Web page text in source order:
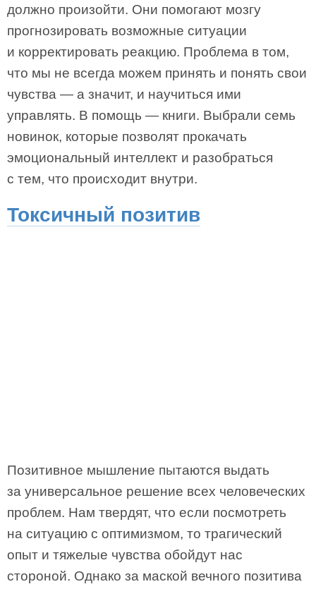
должно произойти. Они помогают мозгу
прогнозировать возможные ситуации
и корректировать реакцию. Проблема в том,
что мы не всегда можем принять и понять свои
чувства — а значит, и научиться ими
управлять. В помощь — книги. Выбрали семь
новинок, которые позволят прокачать
эмоциональный интеллект и разобраться
с тем, что происходит внутри.
Токсичный позитив
Позитивное мышление пытаются выдать
за универсальное решение всех человеческих
проблем. Нам твердят, что если посмотреть
на ситуацию с оптимизмом, то трагический
опыт и тяжелые чувства обойдут нас
стороной. Однако за маской вечного позитива